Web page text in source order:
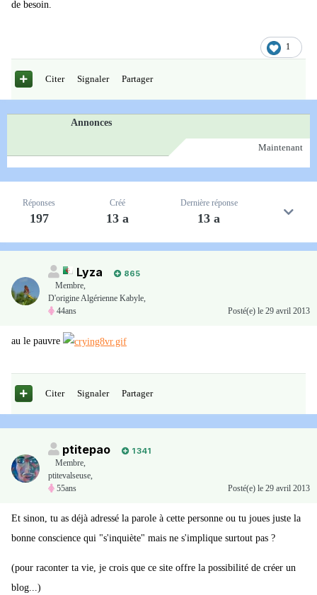
de besoin.
1
Citer Signaler Partager
Annonces
Maintenant
Réponses
197
Créé
13 a
Dernière réponse
13 a
Lyza
865
Membre,
D'origine Algérienne Kabyle,
44ans
Posté(e) le 29 avril 2013
au le pauvre
Citer Signaler Partager
ptitepao
1 341
Membre,
ptitevalseuse,
55ans
Posté(e) le 29 avril 2013
Et sinon, tu as déjà adressé la parole à cette personne ou tu joues juste la
bonne conscience qui "s'inquiète" mais ne s'implique surtout pas ?
(pour raconter ta vie, je crois que ce site offre la possibilité de créer un
blog...)